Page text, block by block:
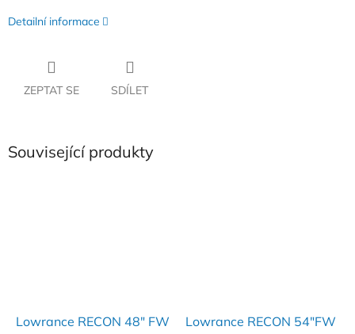
Detailní informace
ZEPTAT SE SDÍLET
Související produkty
Lowrance RECON 48" FW Lowrance RECON 54"FW